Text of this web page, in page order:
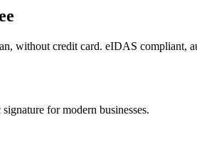
without credit card. eIDAS
for modern businesses.